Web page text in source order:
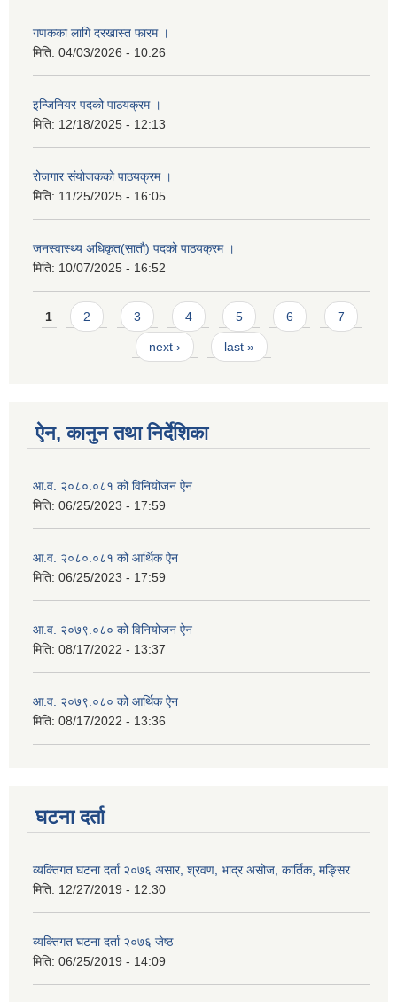
गणकका लागि दरखास्त फारम ।
मिति: 04/03/2026 - 10:26
इन्जिनियर पदको पाठयक्रम ।
मिति: 12/18/2025 - 12:13
रोजगार संयोजकको पाठयक्रम ।
मिति: 11/25/2025 - 16:05
जनस्वास्थ्य अधिकृत(सातौ) पदको पाठयक्रम ।
मिति: 10/07/2025 - 16:52
Pages
1 2 3 4 5 6 7
next › last »
ऐन, कानुन तथा निर्देशिका
आ.व. २०८०.०८१ को विनियोजन ऐन
मिति: 06/25/2023 - 17:59
आ.व. २०८०.०८१ को आर्थिक ऐन
मिति: 06/25/2023 - 17:59
आ.व. २०७९.०८० को विनियोजन ऐन
मिति: 08/17/2022 - 13:37
आ.व. २०७९.०८० को आर्थिक ऐन
मिति: 08/17/2022 - 13:36
घटना दर्ता
व्यक्तिगत घटना दर्ता २०७६ असार, श्रवण, भाद्र असोज, कार्तिक, मङ्सिर
मिति: 12/27/2019 - 12:30
व्यक्तिगत घटना दर्ता २०७६ जेष्ठ
मिति: 06/25/2019 - 14:09